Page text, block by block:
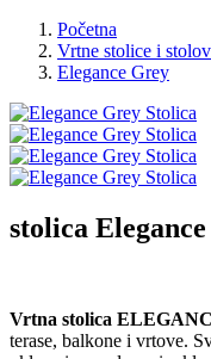
Početna
Vrtne stolice i
Elegance Grey
stolica
Vrtna stolica
terase, balkone i vrtove.